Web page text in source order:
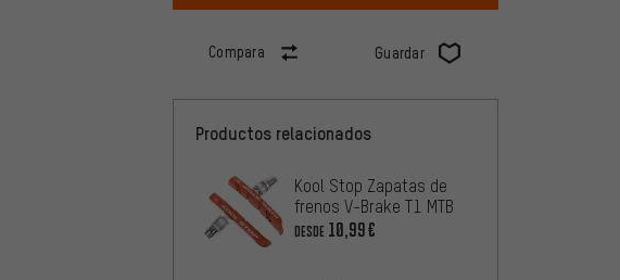
Compara Guardar
Productos relacionados
Kool Stop Zapatas de
frenos V-Brake T1 MTB
DESDE 10,99€